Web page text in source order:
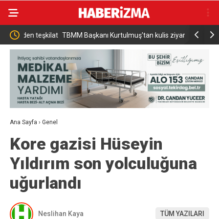
TBMM Başkanı Kurtulmuş’tan kulis ziyareti AK
Ana Sayfa › Genel
Kore gazisi Hüseyin
Yıldırım son yolculuğuna
uğurlandı
Neslihan Kaya TÜM YAZILARI